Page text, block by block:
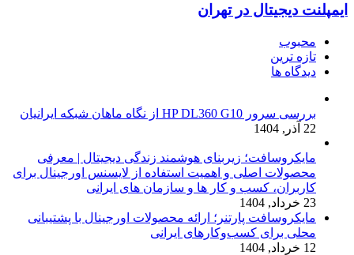
ایمپلنت دیجیتال در تهران
محبوب
تازه ترین
دیدگاه ها
بررسی سرور HP DL360 G10 از نگاه ماهان شبکه ایرانیان
22 آذر, 1404
مایکروسافت؛ زیربنای هوشمند زندگی دیجیتال | معرفی
محصولات اصلی و اهمیت استفاده از لایسنس اورجینال برای
کاربران، کسب و کار ها و سازمان های ایرانی
23 خرداد, 1404
مایکروسافت پارتنر؛ ارائه محصولات اورجینال با پشتیبانی
محلی برای کسب‌وکارهای ایرانی
12 خرداد, 1404